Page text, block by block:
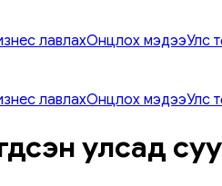
лавлахОнцлох мэдээУлс
лавлахОнцлох мэдээУлс
улсад